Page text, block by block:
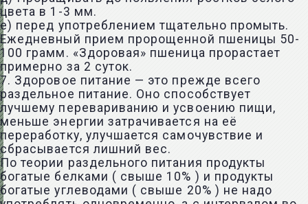
цвета в 1-3 мм.
е) перед употреблением тщательно промыть.
Ежедневный прием пророщенной пшеницы 50-
100 грамм. «Здоровая» пшеница прорастает
примерно за 2 суток.
7. Здоровое питание — это прежде всего
раздельное питание. Оно способствует
лучшему перевариванию и усвоению пищи,
меньше энергии затрачивается на её
переработку, улучшается самочувствие и
сбрасывается лишний вес.
По теории раздельного питания продукты
богатые белками ( свыше 10% ) и продукты
богатые углеводами ( свыше 20% ) не надо